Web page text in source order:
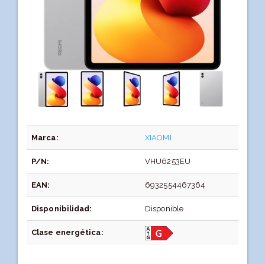
Marca: XIAOMI
P/N: VHU6253EU
EAN: 6932554467364
Disponibilidad: Disponible
Clase energética: